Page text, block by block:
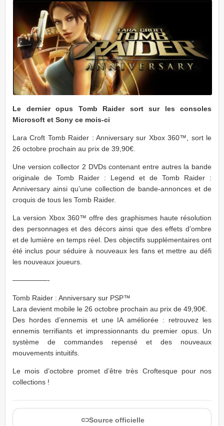
Le dernier opus Tomb Raider sort sur les consoles
Microsoft et Sony ce mois-ci
Lara Croft Tomb Raider : Anniversary sur Xbox 360™, sort le
26 octobre prochain au prix de 39,90€.
Une version collector 2 DVDs contenant entre autres la bande
originale de Tomb Raider : Legend et de Tomb Raider :
Anniversary ainsi qu’une collection de bande-annonces et de
croquis de tous les Tomb Raider.
La version Xbox 360™ offre des graphismes haute résolution
des personnages et des décors ainsi que des effets d’ombre
et de lumière en temps réel. Des objectifs supplémentaires ont
été inclus pour séduire à nouveaux les fans et mettre au défi
les nouveaux joueurs.
—————-
Tomb Raider : Anniversary sur PSP™
Lara devient mobile le 26 octobre prochain au prix de 49,90€.
Des hordes d’ennemis et une IA améliorée : retrouvez les
ennemis terrifiants et impressionnants du premier opus. Un
système de commandes repensé et des nouveaux
mouvements intuitifs.
Le mois d’octobre promet d’être très Croftesque pour nos
collections !
Source officielle